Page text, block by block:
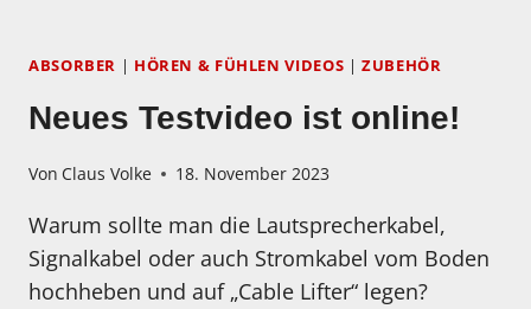
ABSORBER | HÖREN & FÜHLEN VIDEOS |ZUBEHÖR
Neues Testvideo ist online!
Von Claus Volke 18. November 2023
Warum sollte man die Lautsprecherkabel,
Signalkabel oder auch Stromkabel vom Boden
hochheben und auf „Cable Lifter“ legen?